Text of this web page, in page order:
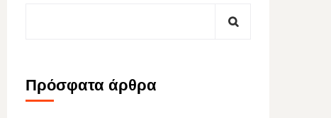
Πρόσφατα άρθρα